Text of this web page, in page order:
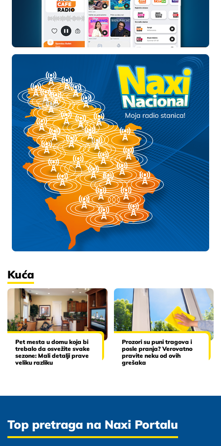
Kuća
Pet mesta u domu koja bi
trebalo da osvežite svake
sezone: Mali detalji prave
veliku razliku
Prozori su puni tragova i
posle pranja? Verovatno
pravite neku od ovih
grešaka
Top pretraga na Naxi Portalu